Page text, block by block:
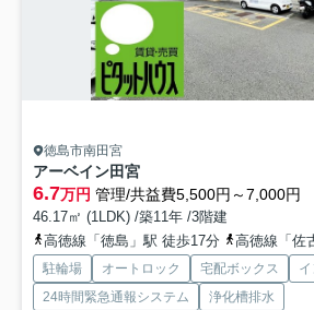
徳島市南田宮
アーベイン田宮
6.7万円 管理/共益費5,500円～7,000円
46.17㎡ (1LDK) /築11年 /3階建
高徳線「徳島」駅 徒歩17分
高徳線「佐
駐輪場 オートロック 宅配ボックス
24時間緊急通報システム
浄化槽排水